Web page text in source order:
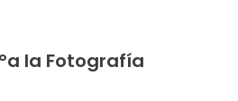
la Fotografía